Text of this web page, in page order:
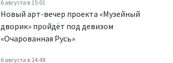
6 августа в 15:01
Новый арт-вечер проекта «Музейный
дворик» пройдёт под девизом
«Очарованная Русь»
6 августа в 14:48